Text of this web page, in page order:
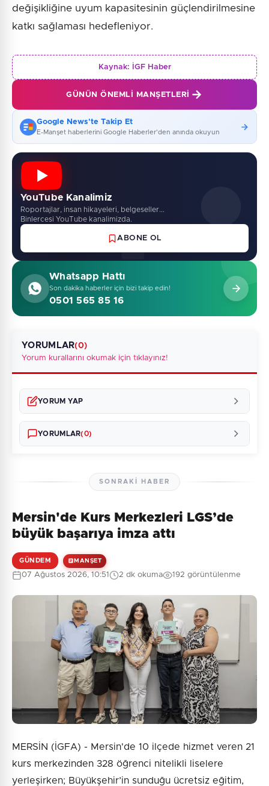
değişikliğine uyum kapasitesinin güçlendirilmesine
katkı sağlaması hedefleniyor.
Kaynak: İGF Haber
GÜNÜN ÖNEMLI MANŞETLERI
Google News'te Takip Et
E-Manşet haberlerini Google Haberler'den anında okuyun
YouTube Kanalimiz
Roportajlar, insan hikayeleri, belgeseller...
Binlercesi YouTube kanalimizda.
ABONE OL
Whatsapp Hattı
Son dakika haberler için bizi takip edin!
0501 565 85 16
YORUMLAR(0)
Yorum kurallarını okumak için tıklayınız!
YORUM YAP
Güvenlik Sorusu:
8 + 4 = ?
Gönder
YORUMLAR(0)
Henüz yorum yapılmamış. İlk yorumu siz yapın!
SONRAKI HABER
Mersin'de Kurs Merkezleri LGS’de
büyük başarıya imza attı
GÜNDEM MANŞET
07 Ağustos 2026, 10:51 2 dk okuma 192 görüntülenme
MERSİN (İGFA) - Mersin'de 10 ilçede hizmet veren 21
kurs merkezinden 328 öğrenci nitelikli liselere
yerleşirken; Büyükşehir’in sunduğu ücretsiz eğitim,